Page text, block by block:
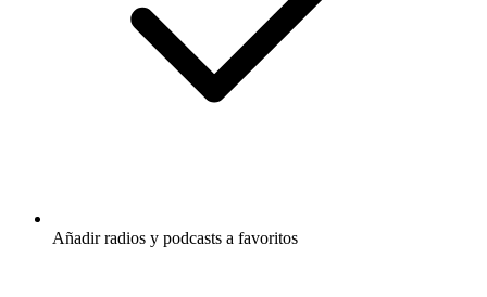
Añadir radios y podcasts a favoritos